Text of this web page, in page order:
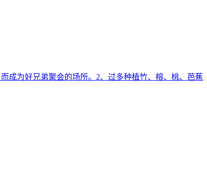
成为好兄弟聚会的场所。2、过多种植竹、榕、桃、芭蕉